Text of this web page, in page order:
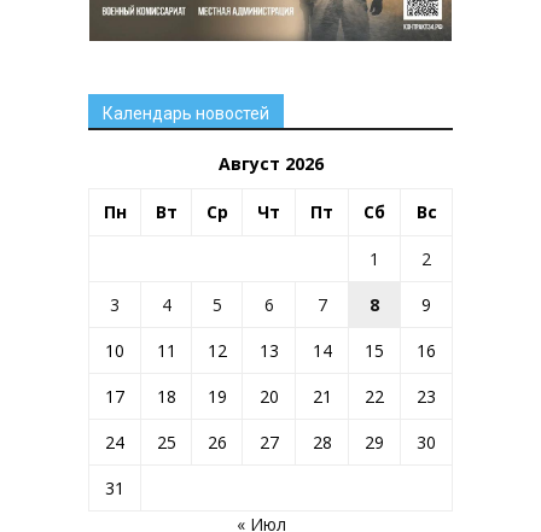
Календарь новостей
Август 2026
Пн Вт Ср Чт Пт Сб Вс
1
2
3
4 5 6 7 8
9
10
11 12 13 14 15
16
17
18 19 20 21 22
23
24
25 26 27 28 29
30
31
« Июл